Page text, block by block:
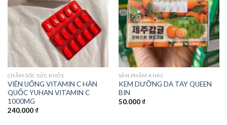
CHĂM SÓC SỨC KHỎE
VIÊN UỐNG VITAMIN C HÀN
QUỐC YUHAN VITAMIN C
1000MG
240.000₫
SẢN PHẨM KHÁC
KEM DƯỠNG DA TAY QUEEN
BIN
50.000₫